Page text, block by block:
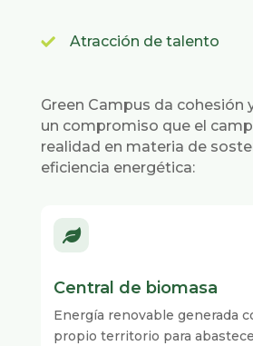
 Atracción de talento
Green Campus da cohesión
un compromiso que el
realidad en materia de
eficiencia energética:

Central de biomasa
Energía renovable generada
propio territorio para